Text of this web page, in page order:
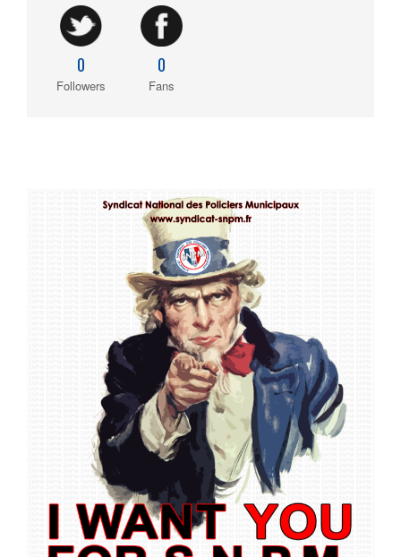
0
Followers
0
Fans